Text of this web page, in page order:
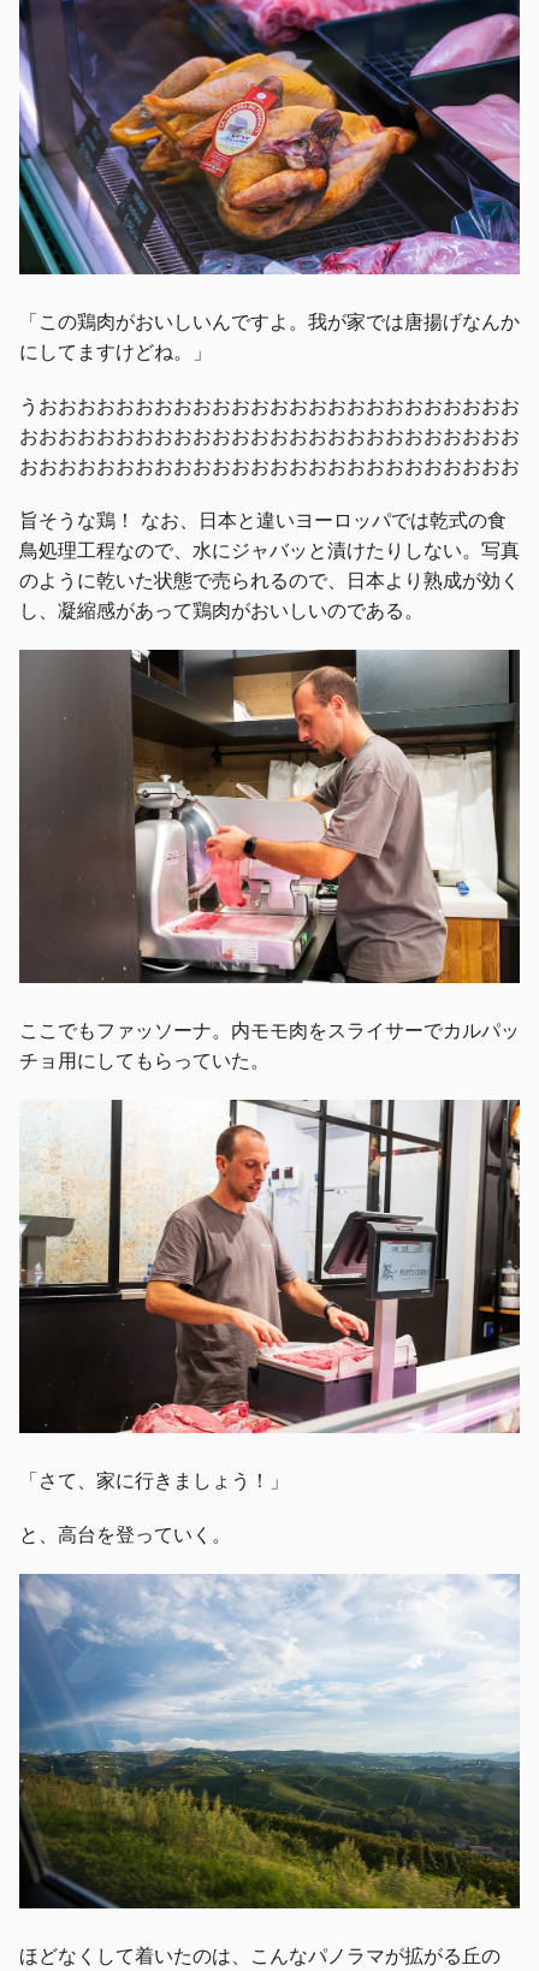
「この鶏肉がおいしいんですよ。我が家では唐揚げなんか
にしてますけどね。」
うおおおおおおおおおおおおおおおおおおおおおおおおお
おおおおおおおおおおおおおおおおおおおおおおおおおお
おおおおおおおおおおおおおおおおおおおおおおおおおお
旨そうな鶏！ なお、日本と違いヨーロッパでは乾式の食
鳥処理工程なので、水にジャバッと漬けたりしない。写真
のように乾いた状態で売られるので、日本より熟成が効く
し、凝縮感があって鶏肉がおいしいのである。
ここでもファッソーナ。内モモ肉をスライサーでカルパッ
チョ用にしてもらっていた。
「さて、家に行きましょう！」
と、高台を登っていく。
ほどなくして着いたのは、こんなパノラマが拡がる丘の